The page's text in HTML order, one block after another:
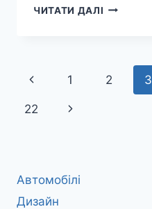
ЧИТАТИ ДАЛІ РІЗНИЦЯ
WINDOWS
Навігація
за
Попередня
сторінка
1 2 3
22
Наступна
Автомобілі
Дизайн